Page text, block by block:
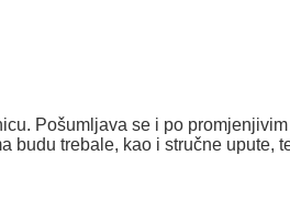
Pošumljava se i po
trebale, kao i stručne upute,